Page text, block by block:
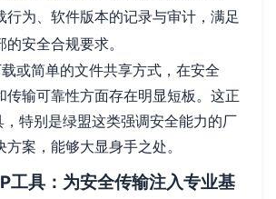
行为、软件版本的记录与审计，满足
安全合规要求。
或简单的文件共享方式，在安全
传输可靠性方面存在明显短板。这正
，特别是绿盟这类强调安全能力的厂
案，能够大显身手之处。
工具：为安全传输注入专业基